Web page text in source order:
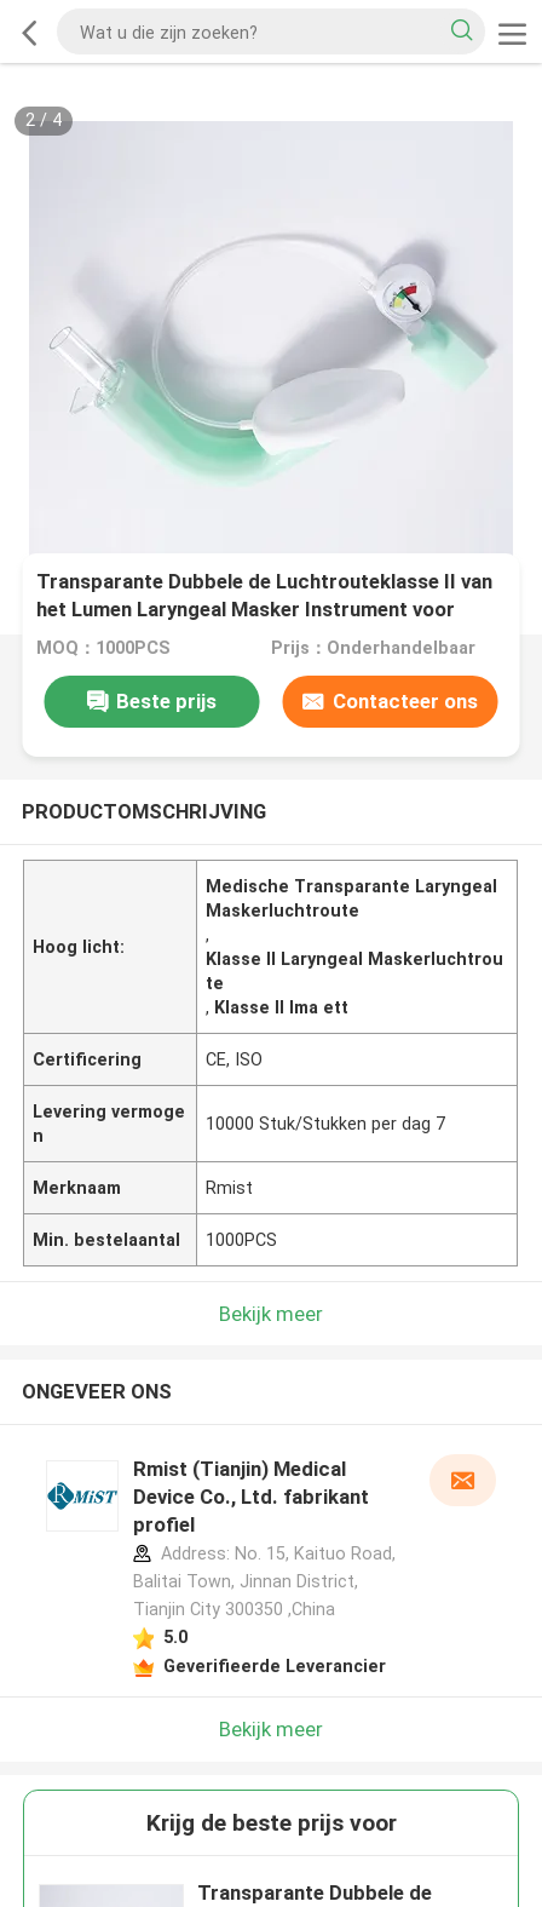
2/ 4
Transparante Dubbele de Luchtrouteklasse II van
het Lumen Laryngeal Masker Instrument voor
Medisch
MOQ：1000PCS Prijs：Onderhandelbaar
Beste prijs Contacteer ons
PRODUCTOMSCHRIJVING
Hoog licht:
Medische Transparante Laryngeal
Maskerluchtroute
,
Klasse II Laryngeal Maskerluchtrou
te
, Klasse II lma ett
Certificering CE, ISO
Levering vermoge
n
10000 Stuk/Stukken per dag 7
Merknaam Rmist
Min. bestelaantal 1000PCS
Bekijk meer
ONGEVEER ONS
Rmist (Tianjin) Medical
Device Co., Ltd. fabrikant
profiel
Address: No. 15, Kaituo Road,
Balitai Town, Jinnan District,
Tianjin City 300350 ,China
5.0
Geverifieerde Leverancier
Bekijk meer
Krijg de beste prijs voor
Transparante Dubbele de